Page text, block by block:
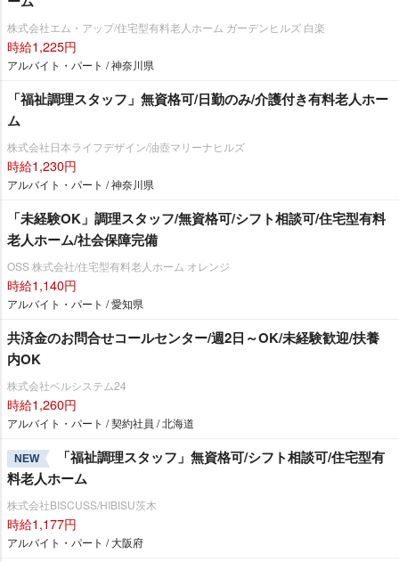
株式会社エム・アップ/住宅型有料老人ホーム ガーデンヒルズ 白楽
時給1,225円
アルバイト・パート / 神奈川県
「福祉調理スタッフ」無資格可/日勤のみ/介護付き有料老人ホー
ム
株式会社日本ライフデザイン/油壺マリーナヒルズ
時給1,230円
アルバイト・パート / 神奈川県
「未経験OK」調理スタッフ/無資格可/シフト相談可/住宅型有料
老人ホーム/社会保障完備
OSS 株式会社/住宅型有料老人ホーム オレンジ
時給1,140円
アルバイト・パート / 愛知県
共済金のお問合せコールセンター/週2日～OK/未経験歓迎/扶養
内OK
株式会社ベルシステム24
時給1,260円
アルバイト・パート / 契約社員 / 北海道
NEW
「福祉調理スタッフ」無資格可/シフト相談可/住宅型有
料老人ホーム
株式会社BISCUSS/HIBISU茨木
時給1,177円
アルバイト・パート / 大阪府